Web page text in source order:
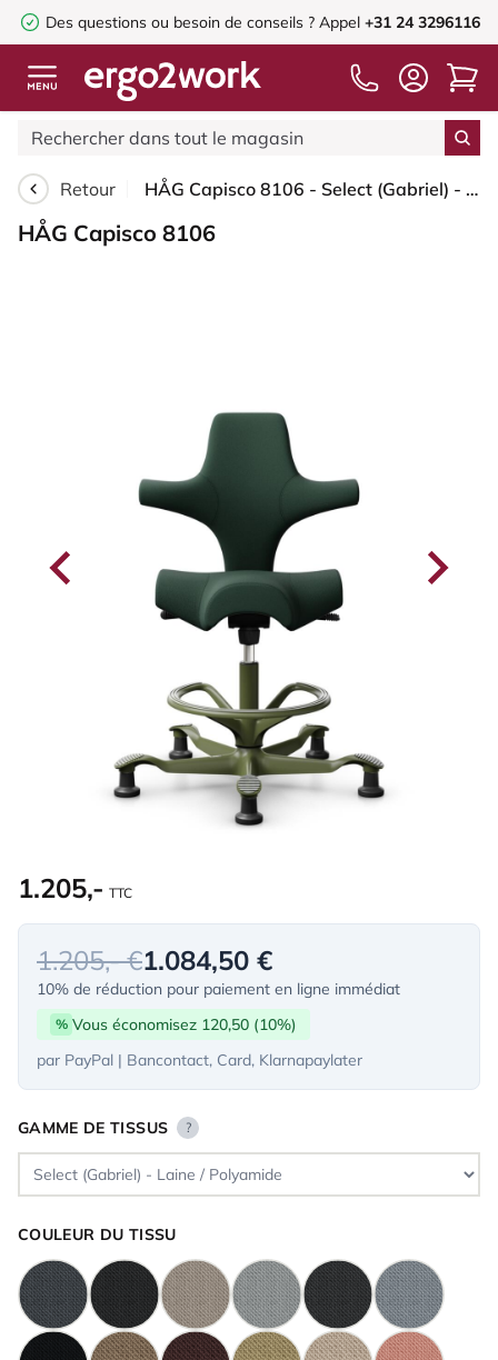
Des questions ou besoin de conseils ?Appel +31 24 3296116
Retour HÅG Capisco 8106 - Select (Gabriel) - Laine / Polyamide - SC68209 - Dark green - Moss Grey - 200 mm (hauteur d’assise 46–64 cm) - Patins
HÅG Capisco 8106
1.205,- TTC
1.205,- €1.084,50 €
10% de réduction pour paiement en ligne immédiat
% Vous économisez 120,50 (10%)
par PayPal | Bancontact, Card, Klarnapaylater
GAMME DE TISSUS ?
COULEUR DU TISSU